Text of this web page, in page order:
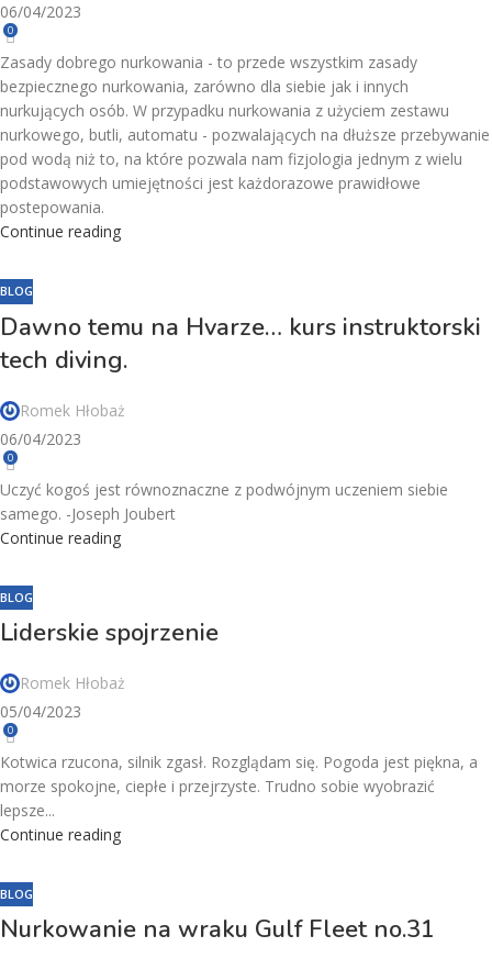
06/04/2023
0
Zasady dobrego nurkowania - to przede wszystkim zasady
bezpiecznego nurkowania, zarówno dla siebie jak i innych
nurkujących osób. W przypadku nurkowania z użyciem zestawu
nurkowego, butli, automatu - pozwalających na dłuższe przebywanie
pod wodą niż to, na które pozwala nam fizjologia jednym z wielu
podstawowych umiejętności jest każdorazowe prawidłowe
postepowania.
Continue reading
BLOG
Dawno temu na Hvarze… kurs instruktorski
tech diving.
Romek Hłobaż
06/04/2023
0
Uczyć kogoś jest równoznaczne z podwójnym uczeniem siebie
samego. -Joseph Joubert
Continue reading
BLOG
Liderskie spojrzenie
Romek Hłobaż
05/04/2023
0
Kotwica rzucona, silnik zgasł. Rozglądam się. Pogoda jest piękna, a
morze spokojne, ciepłe i przejrzyste. Trudno sobie wyobrazić
lepsze...
Continue reading
BLOG
Nurkowanie na wraku Gulf Fleet no.31